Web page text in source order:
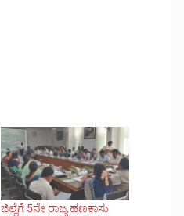
ಜಿಲ್ಲೆಗೆ 5ನೇ ರಾಜ್ಯ ಹಣಕಾಸು